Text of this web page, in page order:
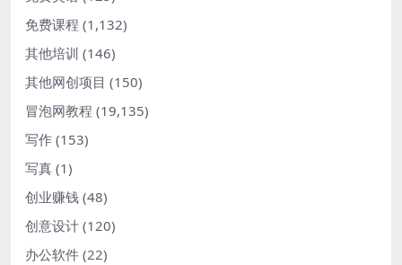
免费课程 (1,132)
其他培训 (146)
其他网创项目 (150)
冒泡网教程 (19,135)
写作 (153)
写真 (1)
创业赚钱 (48)
创意设计 (120)
办公软件 (22)